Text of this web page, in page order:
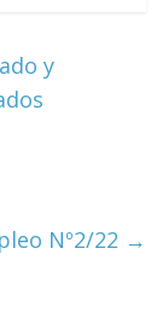
y
Nº2/22 →